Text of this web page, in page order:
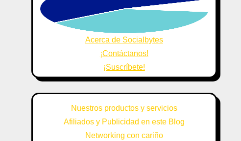
Acerca de Socialbytes
¡Contáctanos!
¡Suscríbete!
Nuestros productos y servicios
Afiliados y Publicidad en este Blog
Networking con cariño